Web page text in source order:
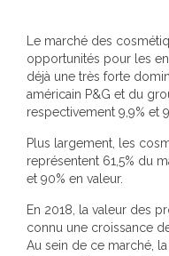
Le marché des
opportunités pour les
déjà une très forte
américain P&G et du
respectivement 9,9% et
Plus largement, les
représentent 61,5% du
et 90% en valeur.
En 2018, la valeur des
connu une croissance
Au sein de ce marché,